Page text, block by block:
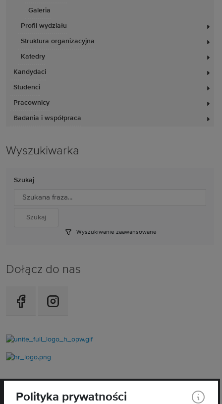
Galeria
Profil wydziału
Struktura organizacyjna
Katedry
Kandydaci
Studenci
Pracownicy
Badania i współpraca
Wyszukiwarka
Szukaj
Wyszukiwanie zaawansowane
Dołącz do nas
Polityka prywatności